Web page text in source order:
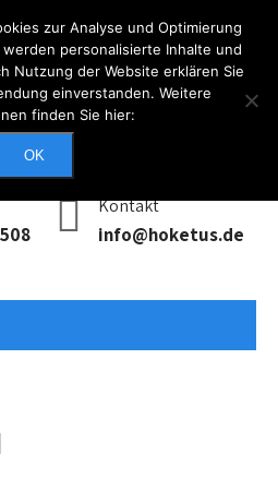
- 1700, Fr: 0900 - 1400
Kontakt
info@hoketus.de
zur Analyse und Optimierung
personalisierte Inhalte und
Nutzung der Website erklären Sie
einverstanden. Weitere
finden Sie hier:
OK